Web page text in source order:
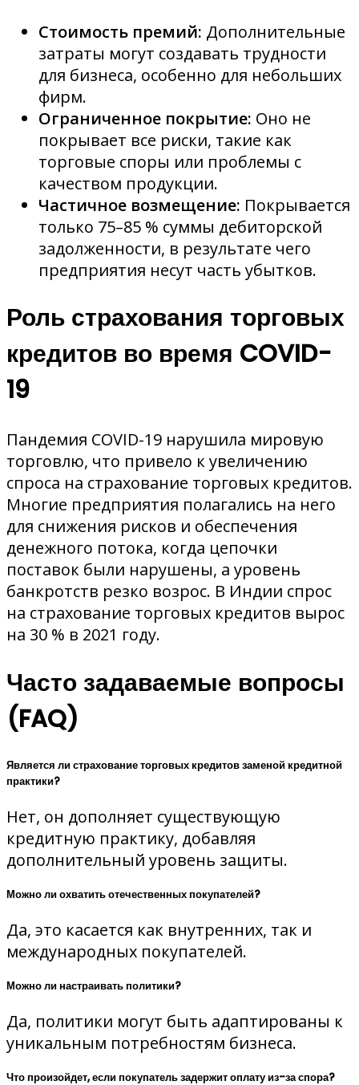
Стоимость премий: Дополнительные
затраты могут создавать трудности
для бизнеса, особенно для небольших
фирм.
Ограниченное покрытие: Оно не
покрывает все риски, такие как
торговые споры или проблемы с
качеством продукции.
Частичное возмещение: Покрывается
только 75–85 % суммы дебиторской
задолженности, в результате чего
предприятия несут часть убытков.
Роль страхования торговых
кредитов во время COVID-
19
Пандемия COVID-19 нарушила мировую
торговлю, что привело к увеличению
спроса на страхование торговых кредитов.
Многие предприятия полагались на него
для снижения рисков и обеспечения
денежного потока, когда цепочки
поставок были нарушены, а уровень
банкротств резко возрос. В Индии спрос
на страхование торговых кредитов вырос
на 30 % в 2021 году.
Часто задаваемые вопросы
(FAQ)
Является ли страхование торговых кредитов заменой кредитной
практики?
Нет, он дополняет существующую
кредитную практику, добавляя
дополнительный уровень защиты.
Можно ли охватить отечественных покупателей?
Да, это касается как внутренних, так и
международных покупателей.
Можно ли настраивать политики?
Да, политики могут быть адаптированы к
уникальным потребностям бизнеса.
Что произойдет, если покупатель задержит оплату из-за спора?